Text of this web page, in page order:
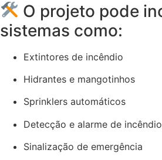
O projeto pode
sistemas como:
Extintores de incêndio
Hidrantes e mangotinhos
Sprinklers automáticos
Detecção e alarme de incêndio
Sinalização de emergência